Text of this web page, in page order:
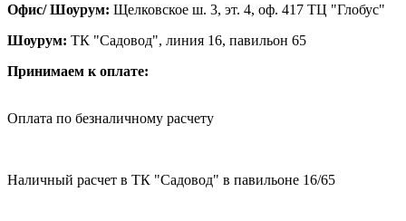
Офис/ Шоурум: Щелковское ш. 3, эт. 4, оф. 417 ТЦ "Глобус"
Шоурум: ТК "Садовод", линия 16, павильон 65
Принимаем к оплате:
Оплата по безналичному расчету
Наличный расчет в ТК "Садовод" в павильоне 16/65